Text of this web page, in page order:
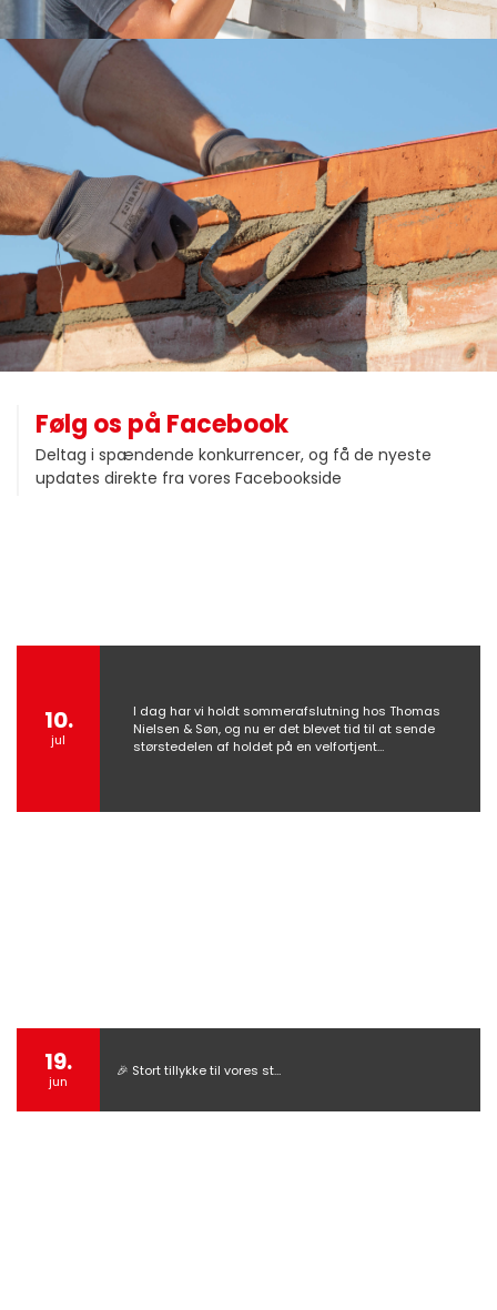
Følg os på Facebook
Deltag i spændende konkurrencer, og få de nyeste
updates direkte fra vores Facebookside
10.
jul
I dag har vi holdt sommerafslutning hos Thomas
Nielsen & Søn, og nu er det blevet tid til at sende
størstedelen af holdet på en velfortjent…
19.
jun
🎉 Stort tillykke til vores st…